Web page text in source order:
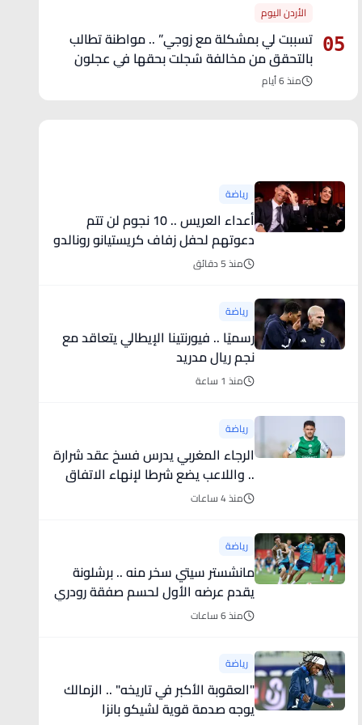
05
الأردن اليوم
تسببت لي بمشكلة مع زوجي” .. مواطنة تطالب
بالتحقق من مخالفة سُجلت بحقها في عجلون
منذ 6 أيام
رياضة
أعداء العريس .. 10 نجوم لن تتم
دعوتهم لحفل زفاف كريستيانو رونالدو
وجورجينا
منذ 5 دقائق
رياضة
رسميًا .. فيورنتينا الإيطالي يتعاقد مع
نجم ريال مدريد
منذ 1 ساعة
رياضة
الرجاء المغربي يدرس فسخ عقد شرارة
.. واللاعب يضع شرطا لإنهاء الاتفاق
منذ 4 ساعات
رياضة
مانشستر سيتي سخر منه .. برشلونة
يقدم عرضه الأول لحسم صفقة رودري
منذ 6 ساعات
رياضة
"العقوبة الأكبر في تاريخه" .. الزمالك
يوجه صدمة قوية لشيكو بانزا